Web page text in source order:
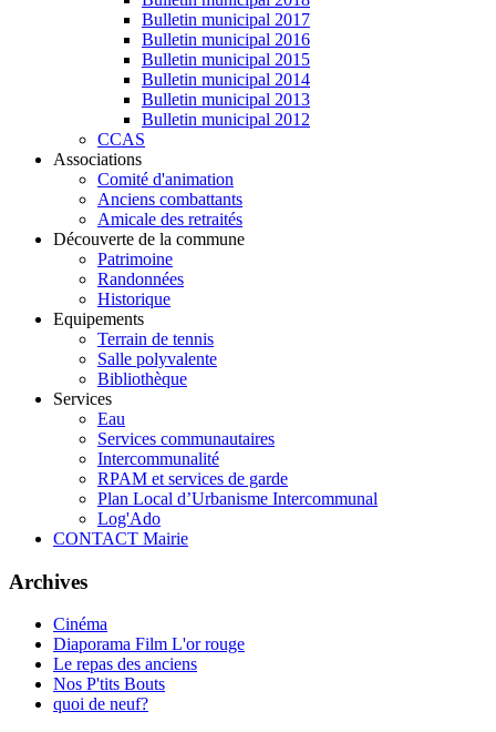
Bulletin municipal 2017
Bulletin municipal 2016
Bulletin municipal 2015
Bulletin municipal 2014
Bulletin municipal 2013
Bulletin municipal 2012
CCAS
Associations
Comité d'animation
Anciens combattants
Amicale des retraités
Découverte de la commune
Patrimoine
Randonnées
Historique
Equipements
Terrain de tennis
Salle polyvalente
Bibliothèque
Services
Eau
Services communautaires
Intercommunalité
RPAM et services de garde
Plan Local d’Urbanisme Intercommunal
Log'Ado
CONTACT Mairie
Archives
Cinéma
Diaporama Film L'or rouge
Le repas des anciens
Nos P'tits Bouts
quoi de neuf?